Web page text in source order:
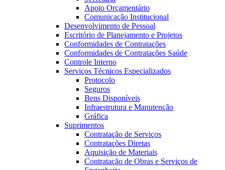
Apoio Orçamentário
Comunicação Institucional
Desenvolvimento de Pessoal
Escritório de Planejamento e Projetos
Conformidades de Contratações
Conformidades de Contratações Saúde
Controle Interno
Serviços Técnicos Especializados
Protocolo
Seguros
Bens Disponíveis
Infraestrutura e Manutenção
Gráfica
Suprimentos
Contratação de Serviços
Contratações Diretas
Aquisição de Materiais
Contratação de Obras e Serviços de